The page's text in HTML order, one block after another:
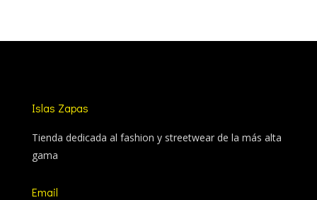
Islas Zapas
Tienda dedicada al fashion y streetwear de la más alta
gama
Email